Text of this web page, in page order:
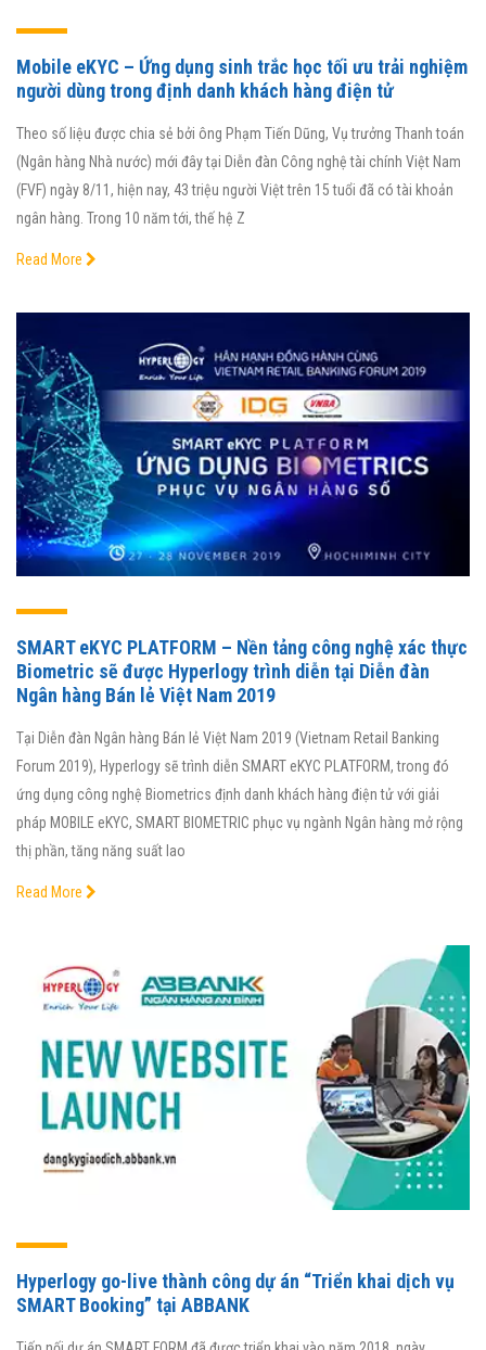
Mobile eKYC – Ứng dụng sinh trắc học tối ưu trải nghiệm
người dùng trong định danh khách hàng điện tử
Theo số liệu được chia sẻ bởi ông Phạm Tiến Dũng, Vụ trưởng Thanh toán
(Ngân hàng Nhà nước) mới đây tại Diễn đàn Công nghệ tài chính Việt Nam
(FVF) ngày 8/11, hiện nay, 43 triệu người Việt trên 15 tuổi đã có tài khoản
ngân hàng. Trong 10 năm tới, thế hệ Z
Read More
SMART eKYC PLATFORM – Nền tảng công nghệ xác thực
Biometric sẽ được Hyperlogy trình diễn tại Diễn đàn
Ngân hàng Bán lẻ Việt Nam 2019
Tại Diễn đàn Ngân hàng Bán lẻ Việt Nam 2019 (Vietnam Retail Banking
Forum 2019), Hyperlogy sẽ trình diễn SMART eKYC PLATFORM, trong đó
ứng dụng công nghệ Biometrics định danh khách hàng điện tử với giải
pháp MOBILE eKYC, SMART BIOMETRIC phục vụ ngành Ngân hàng mở rộng
thị phần, tăng năng suất lao
Read More
Hyperlogy go-live thành công dự án “Triển khai dịch vụ
SMART Booking” tại ABBANK